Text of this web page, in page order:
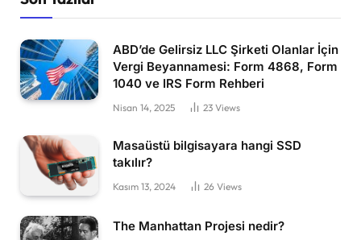
ABD’de Gelirsiz LLC Şirketi Olanlar İçin
Vergi Beyannamesi: Form 4868, Form
1040 ve IRS Form Rehberi
Nisan 14, 2025 23 Views
Masaüstü bilgisayara hangi SSD
takılır?
Kasım 13, 2024 26 Views
The Manhattan Projesi nedir?